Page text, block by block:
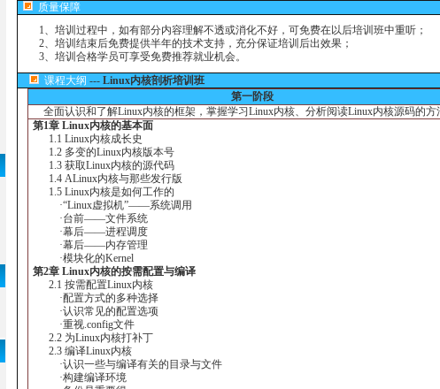
1、培训过程中，如有部分内容理解不透或消化不好，可免费在以后培训班中重听；
2、培训结束后免费提供半年的技术支持，充分保证培训后出效果；
3、培训合格学员可享受免费推荐就业机会。
全面认识和了解Linux内核的框架，掌握学习Linux内核、分析阅读Linux内核源码的方
第1章 Linux内核的基本面
1.1 Linux内核成长史
1.2 多变的Linux内核版本号
1.3 获取Linux内核的源代码
1.4 ALinux内核与那些发行版
1.5 Linux内核是如何工作的
·“Linux虚拟机”——系统调用
·台前——文件系统
·幕后——进程调度
·幕后——内存管理
·模块化的Kernel
第2章 Linux内核的按需配置与编译
2.1 按需配置Linux内核
·配置方式的多种选择
·认识常见的配置选项
·重视.config文件
2.2 为Linux内核打补丁
2.3 编译Linux内核
·认识一些与编译有关的目录与文件
·构建编译环境
·备份是重要得